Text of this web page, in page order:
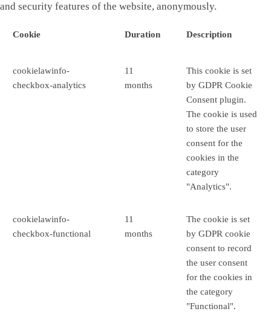
and security features of the website, anonymously.
Cookie Duration Description
cookielawinfo-
checkbox-analytics
11
months
This cookie is set
by GDPR Cookie
Consent plugin.
The cookie is used
to store the user
consent for the
cookies in the
category
"Analytics".
cookielawinfo-
checkbox-functional
11
months
The cookie is set
by GDPR cookie
consent to record
the user consent
for the cookies in
the category
"Functional".